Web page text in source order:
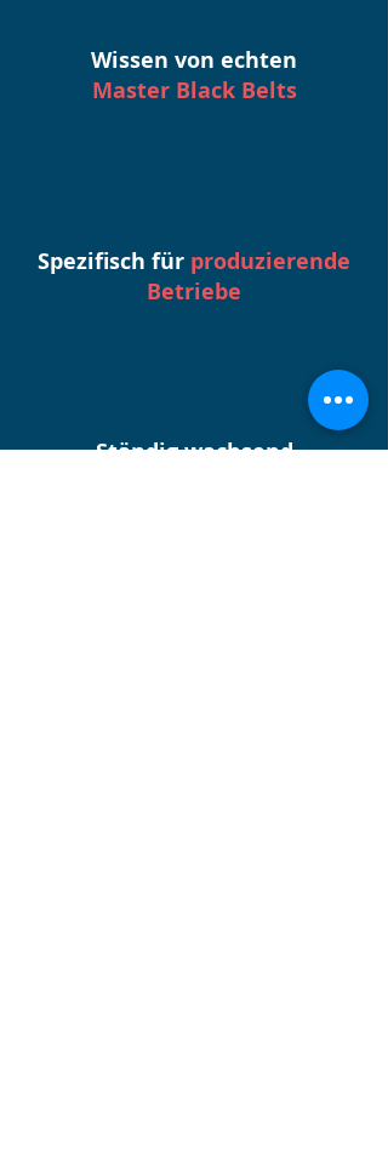
Wissen von echten
Master Black Belts
Spezifisch für produzierende
Betriebe
Ständig wachsend